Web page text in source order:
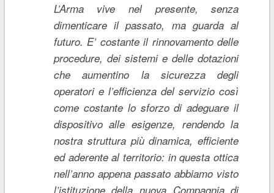
L’Arma vive nel presente, senza
dimenticare il passato, ma guarda al
futuro. E’ costante il rinnovamento delle
procedure, dei sistemi e delle dotazioni
che aumentino la sicurezza degli
operatori e l’efficienza del servizio così
come costante lo sforzo di adeguare il
dispositivo alle esigenze, rendendo la
nostra struttura più dinamica, efficiente
ed aderente al territorio: in questa ottica
nell’anno appena passato abbiamo visto
l’istituzione della nuova Compagnia di